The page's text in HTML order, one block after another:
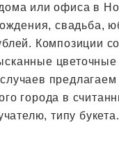
или офиса в
свадьба,
Композиции
города в
типу